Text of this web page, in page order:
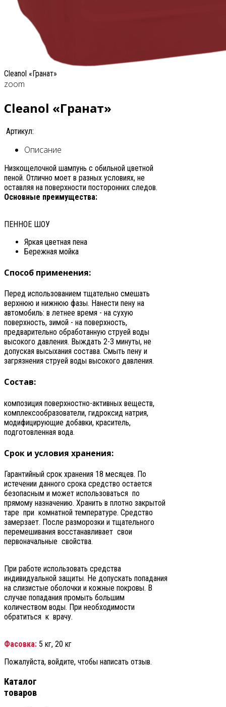
Cleanol «Гранат»
zoom
Cleanol «Гранат»
Артикул:
Описание
Низкощелочной шампунь с обильной цветной
пеной. Отлично моет в разных условиях, не
оставляя на поверхности посторонних следов.
Основные преимущества:
ПЕННОЕ ШОУ
Яркая цветная пена
Бережная мойка
Способ применения:
Перед использованием тщательно смешать
верхнюю и нижнюю фазы. Нанести пену на
автомобиль: в летнее время - на сухую
поверхность, зимой - на поверхность,
предварительно обработанную струей воды
высокого давления. Выждать 2-3 минуты, не
допуская высыхания состава. Смыть пену и
загрязнения струей воды высокого давления.
Состав:
композиция поверхностно-активных веществ,
комплексообразователи, гидроксид натрия,
модифицирующие добавки, краситель,
подготовленная вода.
Срок и условия хранения:
Гарантийный срок хранения 18 месяцев. По
истечении данного срока средство остается
безопасным и может использоваться по
прямому назначению. Хранить в плотно закрытой
таре при комнатной температуре. Средство
замерзает. После разморозки и тщательного
перемешивания восстанавливает свои
первоначальные свойства.
При работе использовать средства
индивидуальной защиты. Не допускать попадания
на слизистые оболочки и кожные покровы. В
случае попадания промыть большим
количеством воды. При необходимости
обратиться к врачу.
Фасовка: 5 кг, 20 кг
Пожалуйста, войдите, чтобы написать отзыв.
Каталог
товаров